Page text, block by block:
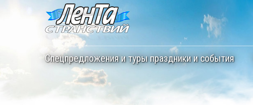
Спецпредложения и туры праздники и события